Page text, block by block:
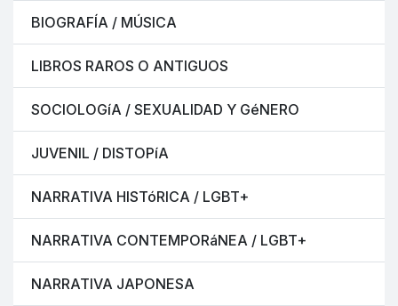
BIOGRAFÍA / MÚSICA
LIBROS RAROS O ANTIGUOS
SOCIOLOGíA / SEXUALIDAD Y GéNERO
JUVENIL / DISTOPíA
NARRATIVA HISTóRICA / LGBT+
NARRATIVA CONTEMPORáNEA / LGBT+
NARRATIVA JAPONESA